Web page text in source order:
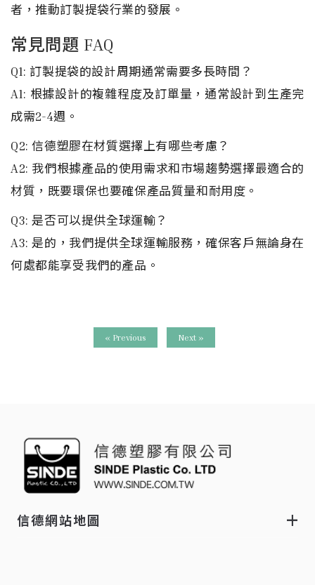
者，推動訂製提袋行業的發展。
常見問題 FAQ
Q1: 訂製提袋的設計周期通常需要多長時間？
A1: 根據設計的複雜程度及訂單量，通常設計到生產完
成需2-4週。
Q2: 信德塑膠在材質選擇上有哪些考慮？
A2: 我們根據產品的使用需求和市場趨勢選擇最適合的
材質，既要環保也要確保產品質量和耐用度。
Q3: 是否可以提供全球運輸？
A3: 是的，我們提供全球運輸服務，確保客戶無論身在
何處都能享受我們的產品。
« Previous Next »
信德網站地圖